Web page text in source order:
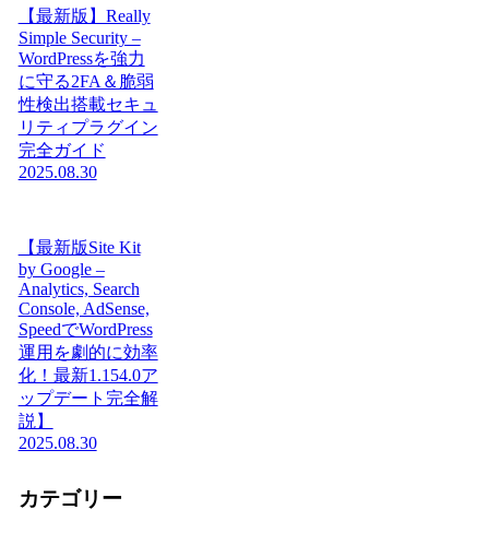
【最新版】Really
Simple Security –
WordPressを強力
に守る2FA＆脆弱
性検出搭載セキュ
リティプラグイン
完全ガイド
2025.08.30
【最新版Site Kit
by Google –
Analytics, Search
Console, AdSense,
SpeedでWordPress
運用を劇的に効率
化！最新1.154.0ア
ップデート完全解
説】
2025.08.30
カテゴリー